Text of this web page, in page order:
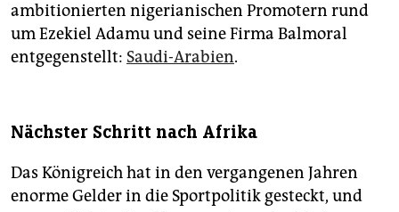
ambitionierten nigerianischen Promotern rund
um Ezekiel Adamu und seine Firma Balmoral
entgegenstellt: Saudi-Arabien.
Nächster Schritt nach Afrika
Das Königreich hat in den vergangenen Jahren
enorme Gelder in die Sportpolitik gesteckt, und